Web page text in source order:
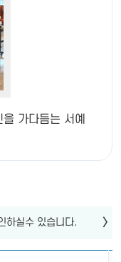
가다듬는 서예